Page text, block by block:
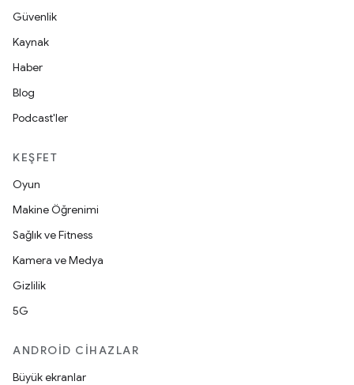
Güvenlik
Kaynak
Haber
Blog
Podcast'ler
KEŞFET
Oyun
Makine Öğrenimi
Sağlık ve Fitness
Kamera ve Medya
Gizlilik
5G
ANDROID CIHAZLAR
Büyük ekranlar